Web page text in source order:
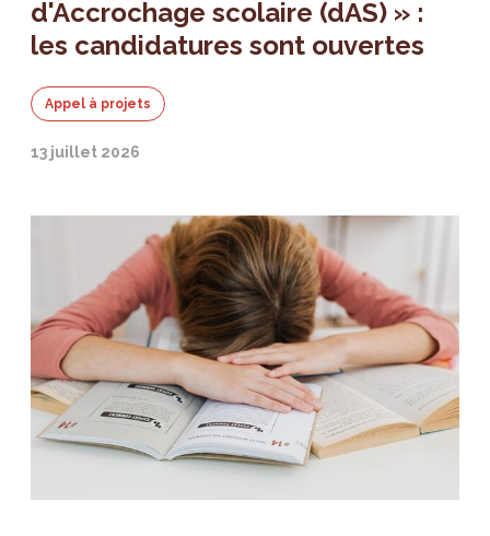
d'Accrochage scolaire (dAS) » :
les candidatures sont ouvertes
Appel à projets
13 juillet 2026